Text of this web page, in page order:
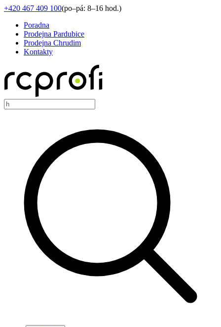
+420 467 409 100(po–pá: 8–16 hod.)
Poradna
Prodejna Pardubice
Prodejna Chrudim
Kontakty